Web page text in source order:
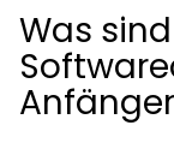
Was